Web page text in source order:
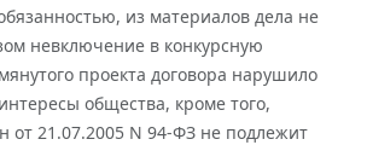
из материалов дела не
невключение в конкурсную
проекта договора нарушило
общества, кроме того,
от 21.07.2005 N 94-ФЗ не подлежит